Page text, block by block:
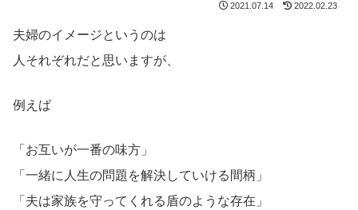
2021.07.14 2022.02.23
夫婦のイメージというのは
人それぞれだと思いますが、
例えば
「お互いが一番の味方」
「一緒に人生の問題を解決していける間柄」
「夫は家族を守ってくれる盾のような存在」